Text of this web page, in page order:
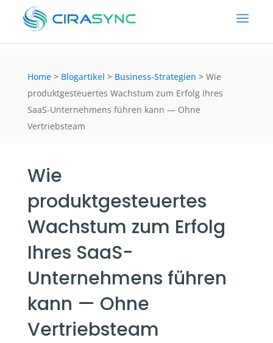
Home > Blogartikel > Business-Strategien > Wie
produktgesteuertes Wachstum zum Erfolg Ihres
SaaS-Unternehmens führen kann — Ohne
Vertriebsteam
Wie
produktgesteuertes
Wachstum zum Erfolg
Ihres SaaS-
Unternehmens führen
kann — Ohne
Vertriebsteam